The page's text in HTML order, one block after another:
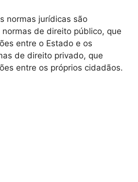
normas jurídicas são
de direito público, que
entre o Estado e os
de direito privado, que
entre os próprios cidadãos.